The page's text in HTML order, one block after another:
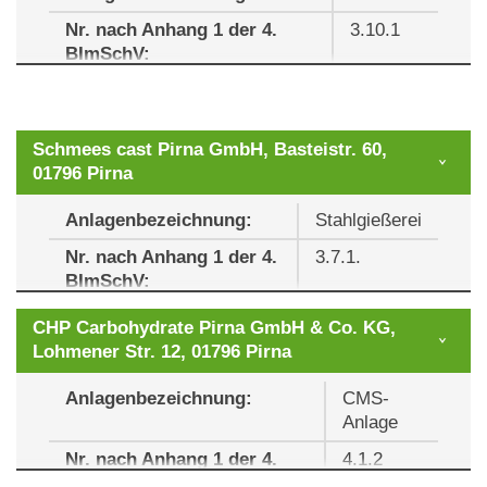
WEA Gemeinde Gemarkung
Klingenberg Pretzschendorf
P05
Pretzschendorf
Nr. nach Anhang 1 der 4.
BImSchV:
3.10.1
Überwachungsbericht
Schmees cast Pirna GmbH, Basteistr. 60,
01796 Pirna
Anlagenbezeichnung:
Stahlgießerei
Nr. nach Anhang 1 der 4.
BImSchV:
3.7.1.
Überwachungsintervall: 2 Jahre
Nachträgliche Anordnung (NAO) nach §
Überwachungsbericht [pdf; 10,47 KB]
CHP Carbohydrate Pirna GmbH & Co. KG,
Lohmener Str. 12, 01796 Pirna
Anlagenbezeichnung:
CMS-
Anlage
Nr. nach Anhang 1 der 4.
4.1.2